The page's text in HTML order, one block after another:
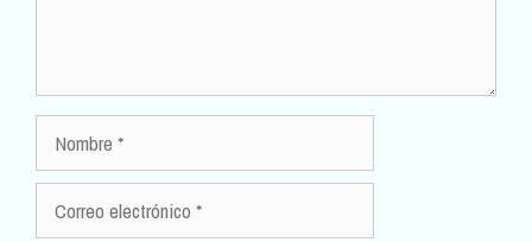
electrónico